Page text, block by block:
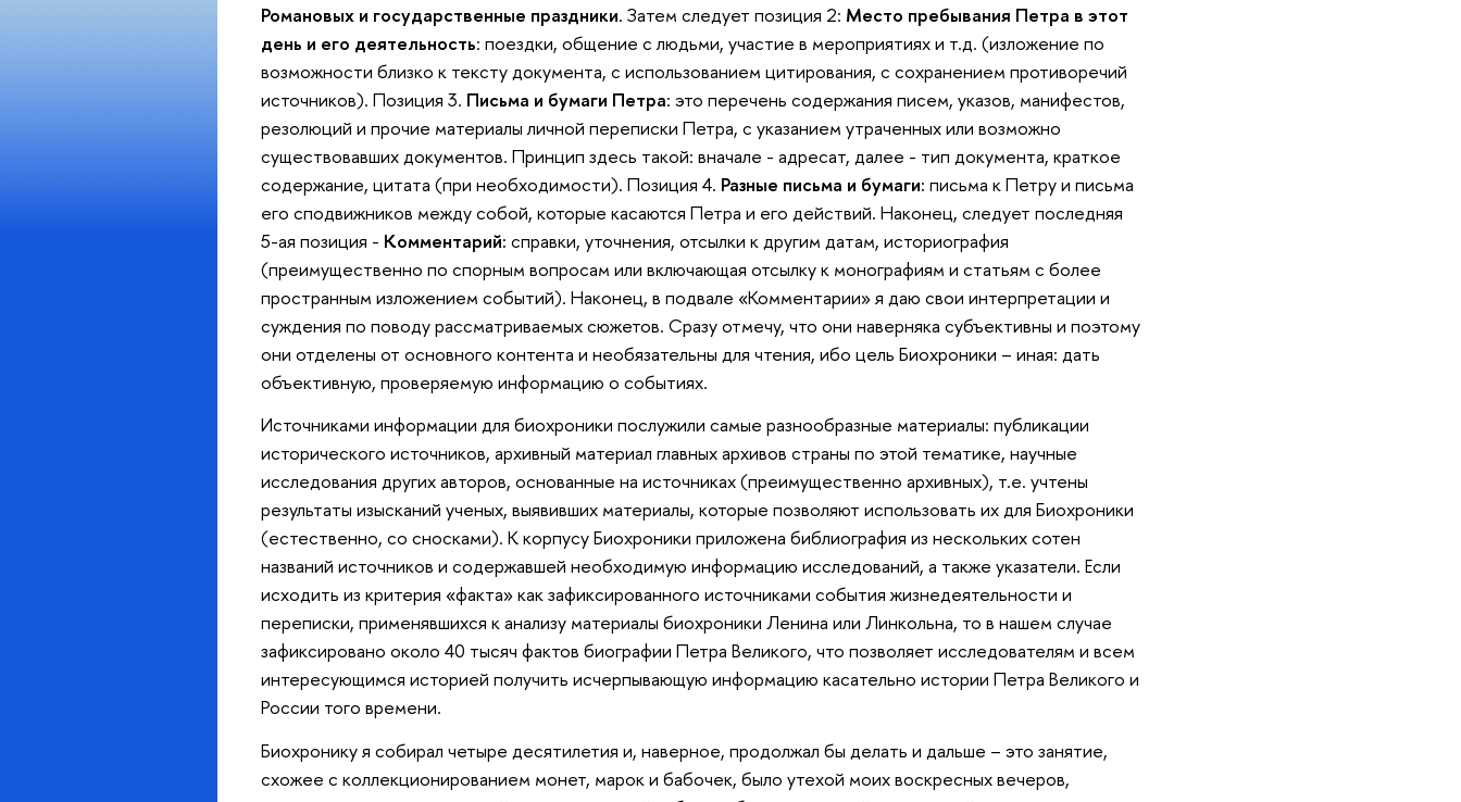
Романовых и государственные праздники. Затем следует позиция 2: Место пребывания Петра в этот
день и его деятельность: поездки, общение с людьми, участие в мероприятиях и т.д. (изложение по
возможности близко к тексту документа, с использованием цитирования, с сохранением противоречий
источников). Позиция 3. Письма и бумаги Петра: это перечень содержания писем, указов, манифестов,
резолюций и прочие материалы личной переписки Петра, с указанием утраченных или возможно
существовавших документов. Принцип здесь такой: вначале - адресат, далее - тип документа, краткое
содержание, цитата (при необходимости). Позиция 4. Разные письма и бумаги: письма к Петру и письма
его сподвижников между собой, которые касаются Петра и его действий. Наконец, следует последняя
5-ая позиция - Комментарий: справки, уточнения, отсылки к другим датам, историография
(преимущественно по спорным вопросам или включающая отсылку к монографиям и статьям с более
пространным изложением событий). Наконец, в подвале «Комментарии» я даю свои интерпретации и
суждения по поводу рассматриваемых сюжетов. Сразу отмечу, что они наверняка субъективны и поэтому
они отделены от основного контента и необязательны для чтения, ибо цель Биохроники – иная: дать
объективную, проверяемую информацию о событиях.
Источниками информации для биохроники послужили самые разнообразные материалы: публикации
исторического источников, архивный материал главных архивов страны по этой тематике, научные
исследования других авторов, основанные на источниках (преимущественно архивных), т.е. учтены
результаты изысканий ученых, выявивших материалы, которые позволяют использовать их для Биохроники
(естественно, со сносками). К корпусу Биохроники приложена библиография из нескольких сотен
названий источников и содержавшей необходимую информацию исследований, а также указатели. Если
исходить из критерия «факта» как зафиксированного источниками события жизнедеятельности и
переписки, применявшихся к анализу материалы биохроники Ленина или Линкольна, то в нашем случае
зафиксировано около 40 тысяч фактов биографии Петра Великого, что позволяет исследователям и всем
интересующимся историей получить исчерпывающую информацию касательно истории Петра Великого и
России того времени.
Биохронику я собирал четыре десятилетия и, наверное, продолжал бы делать и дальше – это занятие,
схожее с коллекционированием монет, марок и бабочек, было утехой моих воскресных вечеров,